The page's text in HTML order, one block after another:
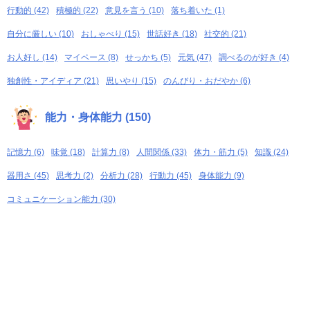
行動的 (42) 積極的 (22) 意見を言う (10) 落ち着いた (1)
自分に厳しい (10) おしゃべり (15) 世話好き (18) 社交的 (21)
お人好し (14) マイペース (8) せっかち (5) 元気 (47) 調べるのが好き (4)
独創性・アイディア (21) 思いやり (15) のんびり・おだやか (6)
能力・身体能力 (150)
記憶力 (6) 味覚 (18) 計算力 (8) 人間関係 (33) 体力・筋力 (5) 知識 (24)
器用さ (45) 思考力 (2) 分析力 (28) 行動力 (45) 身体能力 (9)
コミュニケーション能力 (30)